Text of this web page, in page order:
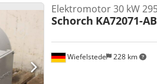
Wiefelstede 228 km
Elektromotor 30 kW
Schorch KA72071-